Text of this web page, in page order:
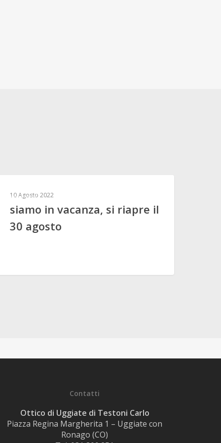
10 Agosto 2022
siamo in vacanza, si riapre il
30 agosto
Contatti
Ottico di Uggiate di Testoni Carlo
Piazza Regina Margherita 1 – Uggiate con
Ronago (CO)